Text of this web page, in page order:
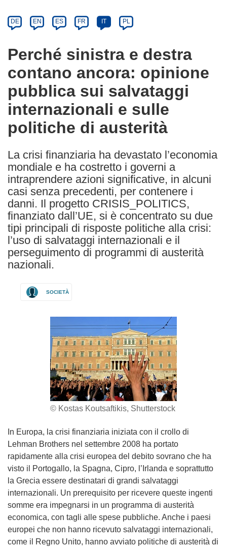
Category
Article
available
the
following
languages:
DE EN ES FR IT PL
Perché sinistra e destra
contano ancora: opinione
pubblica sui salvataggi
internazionali e sulle
politiche di austerità
La crisi finanziaria ha devastato l’economia
mondiale e ha costretto i governi a
intraprendere azioni significative, in alcuni
casi senza precedenti, per contenere i
danni. Il progetto CRISIS_POLITICS,
finanziato dall’UE, si è concentrato su due
tipi principali di risposte politiche alla crisi:
l’uso di salvataggi internazionali e il
perseguimento di programmi di austerità
nazionali.
SOCIETÀ
© Kostas Koutsaftikis, Shutterstock
In Europa, la crisi finanziaria iniziata con il crollo di
Lehman Brothers nel settembre 2008 ha portato
rapidamente alla crisi europea del debito sovrano che ha
visto il Portogallo, la Spagna, Cipro, l’Irlanda e soprattutto
la Grecia essere destinatari di grandi salvataggi
internazionali. Un prerequisito per ricevere queste ingenti
somme era impegnarsi in un programma di austerità
economica, con tagli alle spese pubbliche. Anche i paesi
europei che non hanno ricevuto salvataggi internazionali,
come il Regno Unito, hanno avviato politiche di austerità di